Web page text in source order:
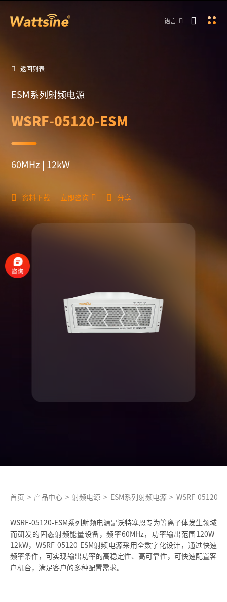
语言
返回列表
ESM系列射频电源
WSRF-05120-ESM
60MHz | 12kW
资料下载 立即咨询 分享
首页 > 产品中心 > 射频电源 > ESM系列射频电源 > WSRF-05120-
WSRF-05120-ESM系列射频电源是沃特塞恩专为等离子体发生领域
而研发的固态射频能量设备，频率60MHz，功率输出范围120W-
12kW，WSRF-05120-ESM射频电源采用全数字化设计，通过快速
频率条件，可实现输出功率的高稳定性、高可靠性，可快速配置客
户机台，满足客户的多种配置需求。